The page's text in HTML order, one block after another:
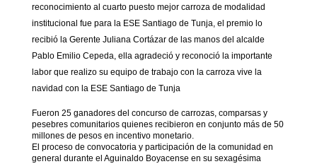
reconocimiento al cuarto puesto mejor carrozade modalidad
institucional fue para la ESE Santiago de Tunja, el premio lo
recibió la Gerente Juliana Cortázar de las manos del alcalde
Pablo Emilio Cepeda, ella agradeció y reconoció la importante
labor que realizo su equipo de trabajo con la carroza vive la
navidad con la ESE Santiago de Tunja
Fueron 25 ganadores del concurso de carrozas, comparsas y
pesebres comunitarios quienes recibieron en conjunto más de 50
millones de pesos en incentivo monetario.
El proceso de convocatoria y participación de la comunidad en
general durante el Aguinaldo Boyacense en su sexagésima